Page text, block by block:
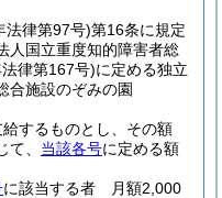
法律第97号)第16条に規定
人国立重度知的障害者総
律第167号)に定める独立
合施設のぞみの園
するものとし、その額
、 当該各号に定める額
に該当する者 月額2,000